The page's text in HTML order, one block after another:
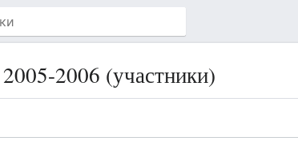
2006 (участники)